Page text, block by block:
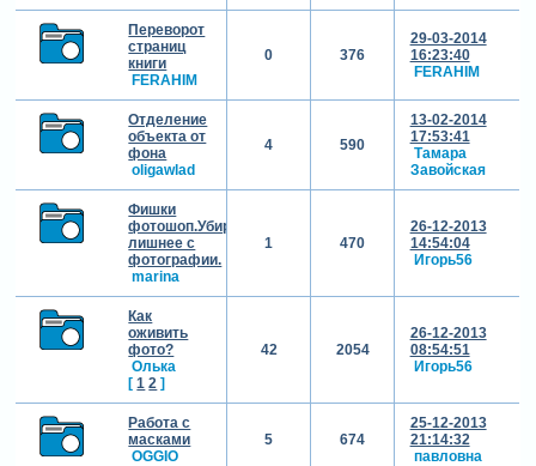
Переворот
страниц
книги
FERAHIM
0 376
29-03-2014
16:23:40
FERAHIM
Отделение
объекта от
фона
oligawlad
4 590
13-02-2014
17:53:41
Тамара
Завойская
Фишки
фотошоп.Убираем
лишнее с
фотографии.
marina
1 470
26-12-2013
14:54:04
Игорь56
Как
оживить
фото?
Олька
[ 1 2 ]
42 2054
26-12-2013
08:54:51
Игорь56
Работа с
масками
OGGIO
5 674
25-12-2013
21:14:32
павловна